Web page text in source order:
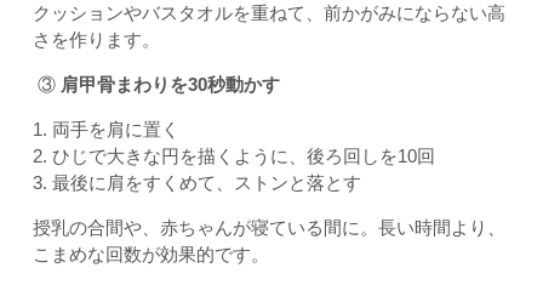
クッションやバスタオルを重ねて、前かがみにならない高
さを作ります。
③ 肩甲骨まわりを30秒動かす
1. 両手を肩に置く
2. ひじで大きな円を描くように、後ろ回しを10回
3. 最後に肩をすくめて、ストンと落とす
授乳の合間や、赤ちゃんが寝ている間に。長い時間より、
こまめな回数が効果的です。